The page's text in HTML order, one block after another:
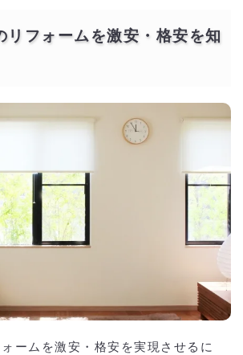
リフォームを激安・格安を知
ームを激安・格安を実現させるに